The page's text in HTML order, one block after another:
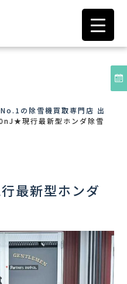
の除雪機買取専門店 出
現行最新型ホンダ除雪
最新型ホンダ